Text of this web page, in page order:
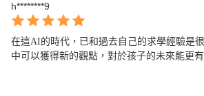
h********9
在這AI的時代，已和過去自己的求學經驗是
中可以獲得新的觀點，對於孩子的未來能更